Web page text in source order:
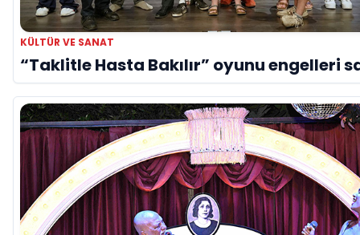
KÜLTÜR VE SANAT
“Taklitle Hasta Bakılır” oyunu engelleri